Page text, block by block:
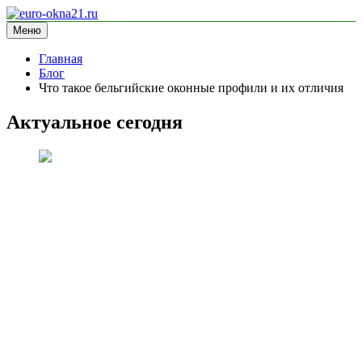
Перейти
к
содержимому
euro-okna21.ru
блог про окна
Меню
Главная
Блог
Что такое бельгийские оконные профили и их отличия
Актуальное сегодня